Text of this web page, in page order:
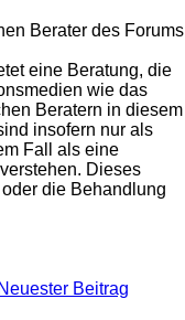
Berater des Forums
eine Beratung, die
wie das
Beratern in diesem
insofern nur als
Fall als eine
Dieses
die Behandlung
Neuester Beitrag